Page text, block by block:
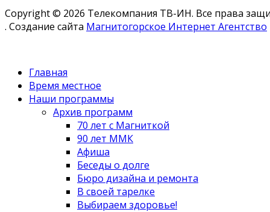
Copyright © 2026 Телекомпания ТВ-ИН. Все права
. Создание сайта Магнитогорское Интернет Агентство
Главная
Время местное
Наши программы
Архив программ
70 лет с Магниткой
90 лет ММК
Афиша
Беседы о долге
Бюро дизайна и ремонта
В своей тарелке
Выбираем здоровье!